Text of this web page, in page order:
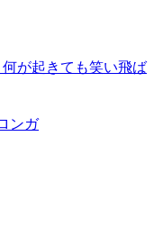
が起きても笑い飛ば
ンガ